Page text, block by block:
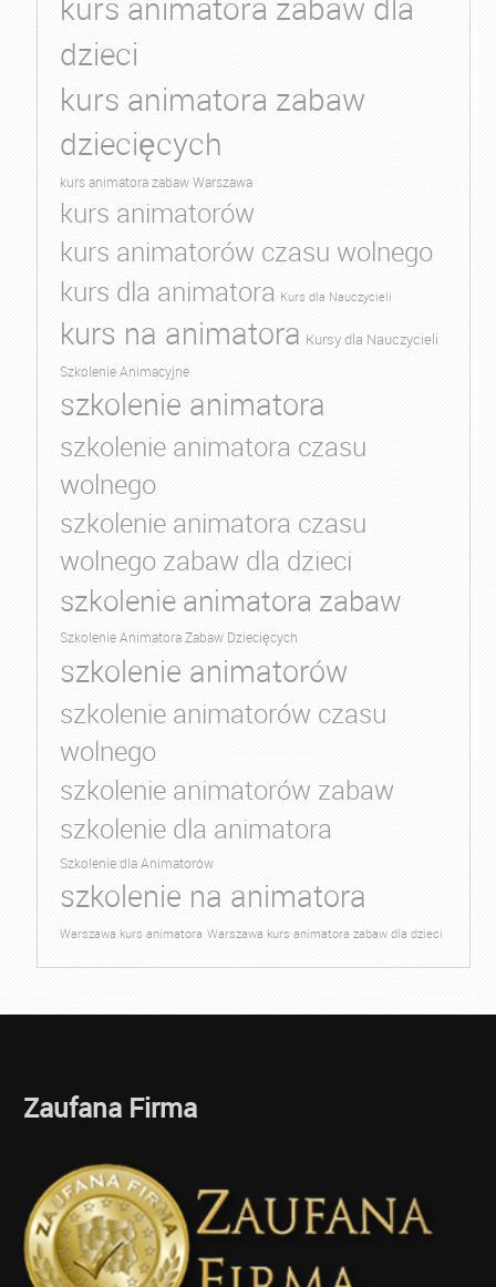
dzieci
kurs animatora zabaw
dziecięcych
kurs animatora zabaw Warszawa
kurs animatorów
kurs animatorów czasu wolnego
kurs dla animatora Kurs dla Nauczycieli
kurs na animatora Kursy dla Nauczycieli
Szkolenie Animacyjne
szkolenie animatora
szkolenie animatora czasu
wolnego
szkolenie animatora czasu
wolnego zabaw dla dzieci
szkolenie animatora zabaw
Szkolenie Animatora Zabaw Dziecięcych
szkolenie animatorów
szkolenie animatorów czasu
wolnego
szkolenie animatorów zabaw
szkolenie dla animatora
Szkolenie dla Animatorów
szkolenie na animatora
Warszawa kurs animatora Warszawa kurs animatora zabaw dla dzieci
Zaufana Firma